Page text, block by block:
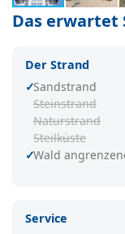
Das erwartet
Der Strand
Sandstrand
Steinstrand
Naturstrand
Steilküste
Wald
Service